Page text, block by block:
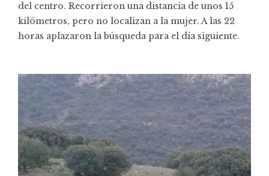
del centro. Recorrieron una distancia de unos 15
kilómetros, pero no localizan a la mujer. A las 22
horas aplazaron la búsqueda para el día siguiente.